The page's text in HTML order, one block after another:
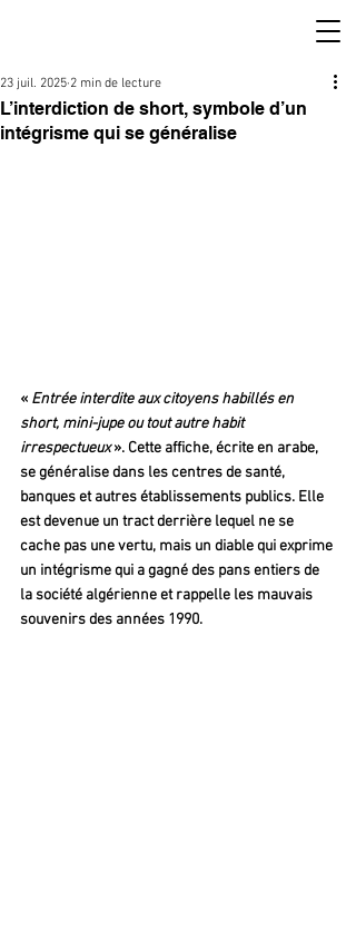
L’interdiction de short, symbole d’un
intégrisme qui se généralise
23 juil. 2025 2 min de lecture
« Entrée interdite aux citoyens habillés en
short, mini-jupe ou tout autre habit
irrespectueux ». Cette affiche, écrite en arabe,
se généralise dans les centres de santé,
banques et autres établissements publics. Elle
est devenue un tract derrière lequel ne se
cache pas une vertu, mais un diable qui exprime
un intégrisme qui a gagné des pans entiers de
la société algérienne et rappelle les mauvais
souvenirs des années 1990.